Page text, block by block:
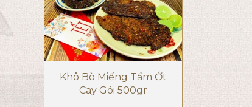
Khô Bò Miếng Tẩm Ớt
Cay Gói 500gr